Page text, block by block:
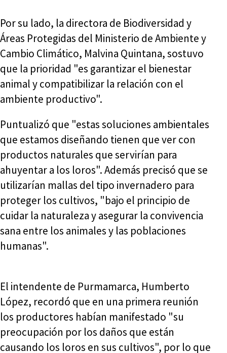
Por su lado, la directora de Biodiversidad y
Áreas Protegidas del Ministerio de Ambiente y
Cambio Climático, Malvina Quintana, sostuvo
que la prioridad "es garantizar el bienestar
animal y compatibilizar la relación con el
ambiente productivo".
Puntualizó que "estas soluciones ambientales
que estamos diseñando tienen que ver con
productos naturales que servirían para
ahuyentar a los loros". Además precisó que se
utilizarían mallas del tipo invernadero para
proteger los cultivos, "bajo el principio de
cuidar la naturaleza y asegurar la convivencia
sana entre los animales y las poblaciones
humanas".
El intendente de Purmamarca, Humberto
López, recordó que en una primera reunión
los productores habían manifestado "su
preocupación por los daños que están
causando los loros en sus cultivos", por lo que